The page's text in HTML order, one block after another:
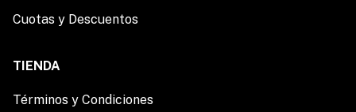
Cuotas y Descuentos
TIENDA
Términos y Condiciones